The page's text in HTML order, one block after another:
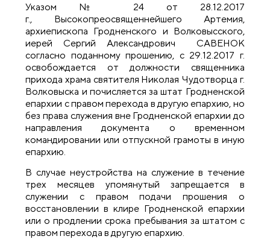
Указом № 24 от 28.12.2017
г., Высокопреосвященнейшего Артемия,
архиепископа Гродненского и Волковысского,
иерей Сергий Александрович САВЕНОК
согласно поданному прошению, с 29.12.2017 г.
освобождается от должности священника
прихода храма святителя Николая Чудотворца г.
Волковыска и почисляется за штат Гродненской
епархии с правом перехода в другую епархию, но
без права служения вне Гродненской епархии до
направления документа о временном
командировании или отпускной грамоты в иную
епархию.
В случае неустройства на служение в течение
трех месяцев упомянутый запрещается в
служении с правом подачи прошения о
восстановлении в клире Гродненской епархии
или о продлении срока пребывания за штатом с
правом перехода в другую епархию.